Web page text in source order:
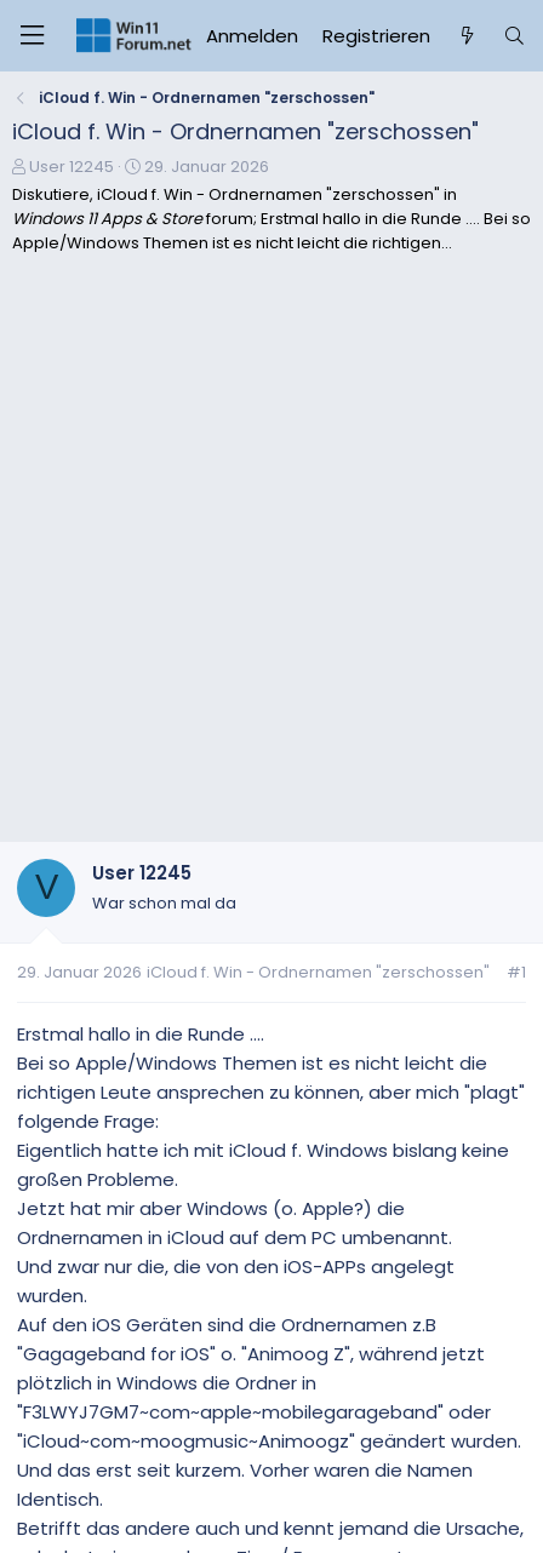
Anmelden Registrieren
iCloud f. Win - Ordnernamen "zerschossen"
iCloud f. Win - Ordnernamen "zerschossen"
E
r
s
t
User 12245
E
r
s
t
29. Januar 2026
Diskutiere, iCloud f. Win - Ordnernamen "zerschossen" in
Windows 11 Apps & Storeforum; Erstmal hallo in die Runde .... Bei so
Apple/Windows Themen ist es nicht leicht die richtigen...
V User 12245
War schon mal da
29. Januar 2026 iCloud f. Win - Ordnernamen "zerschossen" #1
Erstmal hallo in die Runde ....
Bei so Apple/Windows Themen ist es nicht leicht die
richtigen Leute ansprechen zu können, aber mich "plagt"
folgende Frage:
Eigentlich hatte ich mit iCloud f. Windows bislang keine
großen Probleme.
Jetzt hat mir aber Windows (o. Apple?) die
Ordnernamen in iCloud auf dem PC umbenannt.
Und zwar nur die, die von den iOS-APPs angelegt
wurden.
Auf den iOS Geräten sind die Ordnernamen z.B
"Gagageband for iOS" o. "Animoog Z", während jetzt
plötzlich in Windows die Ordner in
"F3LWYJ7GM7~com~apple~mobilegarageband" oder
"iCloud~com~moogmusic~Animoogz" geändert wurden.
Und das erst seit kurzem. Vorher waren die Namen
Identisch.
Betrifft das andere auch und kennt jemand die Ursache,